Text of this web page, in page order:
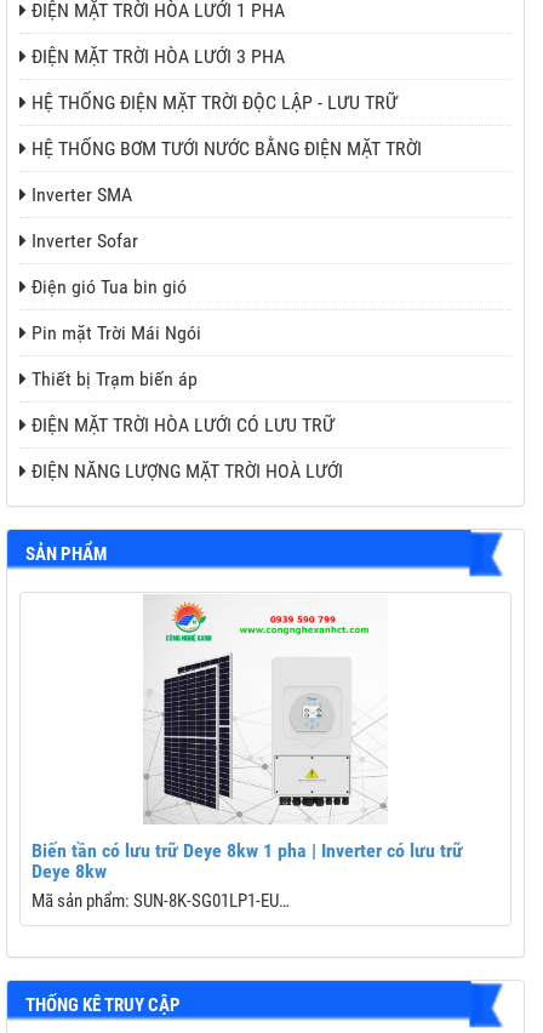
ĐIỆN MẶT TRỜI HÒA LƯỚI 1 PHA
ĐIỆN MẶT TRỜI HÒA LƯỚI 3 PHA
HỆ THỐNG ĐIỆN MẶT TRỜI ĐỘC LẬP - LƯU TRỮ
HỆ THỐNG BƠM TƯỚI NƯỚC BẰNG ĐIỆN MẶT TRỜI
Inverter SMA
Inverter Sofar
Điện gió Tua bin gió
Pin mặt Trời Mái Ngói
Thiết bị Trạm biến áp
ĐIỆN MẶT TRỜI HÒA LƯỚI CÓ LƯU TRỮ
ĐIỆN NĂNG LƯỢNG MẶT TRỜI HOÀ LƯỚI
SẢN PHẨM
Biến tần có lưu trữ Deye 8kw 1 pha | Inverter có lưu trữ
Deye 8kw
Mã sản phẩm: SUN-8K-SG01LP1-EU
Dải công suất: 8kW
Công nghệ: 3 pha
THỐNG KÊ TRUY CẬP